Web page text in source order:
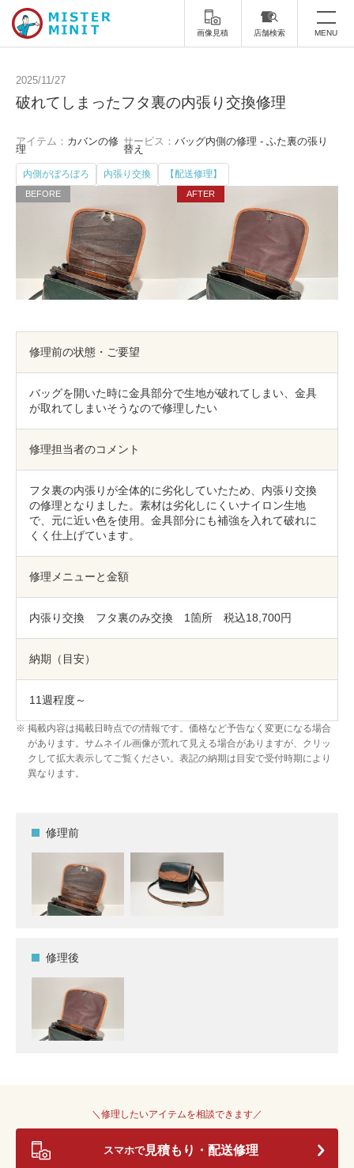
画像見積 店舗検索 MENU
ミスターミニットについて
修理サービス・料金
スーツケース修理 靴修理
スニーカー修理
カバンの修理 時計修理・電池交換
合鍵の作製
包丁研ぎ
店舗を探す
オンライン修理見積もりサービス（配送修理）
よくあるご質問
お問い合わせ
CLOSE
2025/11/27
破れてしまったフタ裏の内張り交換修理
アイテム： カバンの修
理
サービス：バッグ内側の修理 - ふた裏の張り
替え
内側がぼろぼろ 内張り交換 【配送修理】
修理前の状態・ご要望
バッグを開いた時に金具部分で生地が破れてしまい、金具
が取れてしまいそうなので修理したい
修理担当者のコメント
フタ裏の内張りが全体的に劣化していたため、内張り交換
の修理となりました。素材は劣化しにくいナイロン生地
で、元に近い色を使用。金具部分にも補強を入れて破れに
くく仕上げています。
修理メニューと金額
内張り交換 フタ裏のみ交換 1箇所 税込18,700円
納期（目安）
11週程度～
掲載内容は掲載日時点での情報です。価格など予告なく変更になる場合
があります。サムネイル画像が荒れて見える場合がありますが、クリッ
クして拡大表示してご覧ください。表記の納期は目安で受付時期により
異なります。
修理前
修理後
＼修理したいアイテムを相談できます／
スマホで見積もり・配送修理